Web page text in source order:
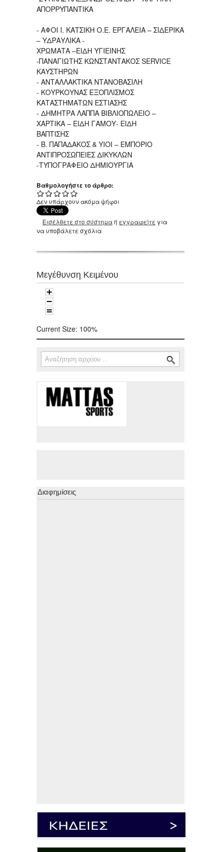
ΑΠΟΡΡΥΠΑΝΤΙΚΑ
- ΑΦΟΙ Ι. ΚΑΤΣΙΚΗ Ο.Ε. ΕΡΓΑΛΕΙΑ – ΣΙΔΕΡΙΚΑ
– ΥΔΡΑΥΛΙΚΑ -
ΧΡΩΜΑΤΑ –ΕΙΔΗ ΥΓΙΕΙΝΗΣ
-ΠΑΝΑΓΙΩΤΗΣ ΚΩΝΣΤΑΝΤΑΚΟΣ SERVICE
ΚΑΥΣΤΗΡΩΝ
- ΑΝΤΑΛΛΑΚΤΙΚΑ ΝΤΑΝΟΒΑΣΙΛΗ
- ΚΟΥΡΚΟΥΝΑΣ ΕΞΟΠΛΙΣΜΟΣ
ΚΑΤΑΣΤΗΜΑΤΩΝ ΕΣΤΙΑΣΗΣ
- ΔΗΜΗΤΡΑ ΛΑΠΠΑ ΒΙΒΛΙΟΠΩΛΕΙΟ –
ΧΑΡΤΙΚΑ – ΕΙΔΗ ΓΑΜΟΥ- ΕΙΔΗ
ΒΑΠΤΙΣΗΣ
- Β. ΠΑΠΑΔΑΚΟΣ & ΥΙΟΙ – ΕΜΠΟΡΙΟ
ΑΝΤΙΠΡΟΣΩΠΕΙΕΣ ΔΙΚΥΚΛΩΝ
-ΤΥΠΟΓΡΑΦΕΙΟ ΔΗΜΙΟΥΡΓΙΑ
Βαθμολογήστε το άρθρο:
Δεν υπάρχουν ακόμα ψήφοι
Εισέλθετε στο σύστημαή εγγραφείτε για
να υποβάλετε σχόλια
Μεγέθυνση Κειμένου
Current Size: 100%
Φόρμα αναζήτησης
Αναζήτηση
Διαφημίσεις